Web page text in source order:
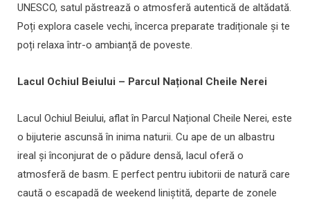
UNESCO, satul păstrează o atmosferă autentică de altădată.
Poți explora casele vechi, încerca preparate tradiționale și te
poți relaxa într-o ambianță de poveste.
Lacul Ochiul Beiului – Parcul Național Cheile Nerei
Lacul Ochiul Beiului, aflat în Parcul Național Cheile Nerei, este
o bijuterie ascunsă în inima naturii. Cu ape de un albastru
ireal și înconjurat de o pădure densă, lacul oferă o
atmosferă de basm. E perfect pentru iubitorii de natură care
caută o escapadă de weekend liniștită, departe de zonele